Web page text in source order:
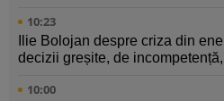
10:23
Ilie Bolojan despre criza din
decizii greșite, de
10:00